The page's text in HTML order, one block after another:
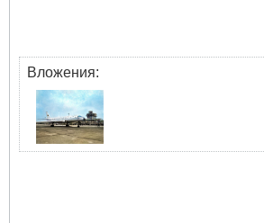
Вложения: